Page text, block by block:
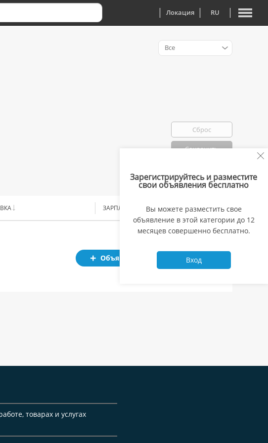
Локация RU
Сброс
Сохранить
Все
Избранно: 0
ЗАРПЛАТА
Объявление
Зарегистрируйтесь и разместите
свои объявления бесплатно
Вы можете разместить свое
объявление в этой категории до 12
месяцев совершенно бесплатно.
Вход
товарах и услугах